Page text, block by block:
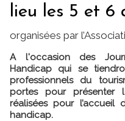
lieu les 5 et 6
organisées par
A l'occasion des
Handicap qui se
professionnels du
portes pour présenter
réalisées pour l’accueil
handicap.